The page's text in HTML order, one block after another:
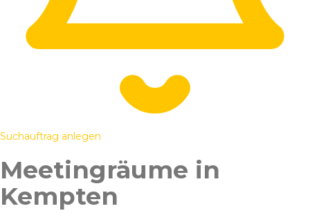
Suchauftrag anlegen
Meetingräume in
Kempten